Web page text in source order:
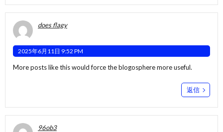
does flagy
2025年6月11日 9:52 PM
More posts like this would force the blogosphere more useful.
返信
96ob3